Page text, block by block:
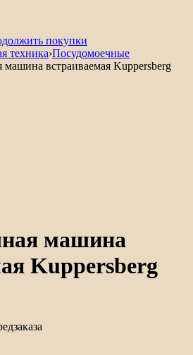
покупки
техника›Посудомоечные
машина встраиваемая Kuppersberg
машина
Kuppersberg